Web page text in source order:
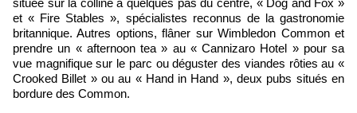
située sur la colline à quelques pas du centre, « Dog and Fox »
et « Fire Stables », spécialistes reconnus de la gastronomie
britannique. Autres options, flâner sur Wimbledon Common et
prendre un « afternoon tea » au « Cannizaro Hotel » pour sa
vue magnifique sur le parc ou déguster des viandes rôties au «
Crooked Billet » ou au « Hand in Hand », deux pubs situés en
bordure des Common.